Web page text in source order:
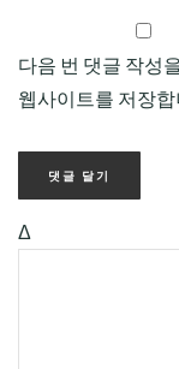
다음 번 댓글 작성
웹사이트를 저장
Δ